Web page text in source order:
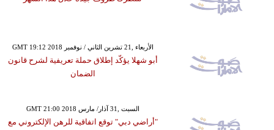
GMT 19:12 2018 الأربعاء ,21 تشرين الثاني / نوفمبر
أبو شهلا يؤكّد إطلاق حملة تعريفية لشرح قانون
الضمان
GMT 21:00 2018 السبت ,31 آذار/ مارس
"أراضي دبي" توقع اتفاقية للرهن الإلكتروني مع